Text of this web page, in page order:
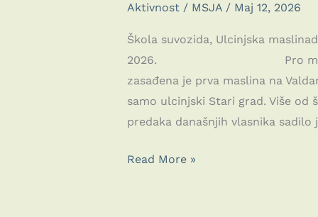
Aktivnost/ MSJA / Maj 12, 2026
Škola suvozida, Ulcinjska
2026. Pro memoria
zasađena je prva maslina na
samo ulcinjski Stari grad. Više od
predaka današnjih vlasnika
Spomenar
Read More »